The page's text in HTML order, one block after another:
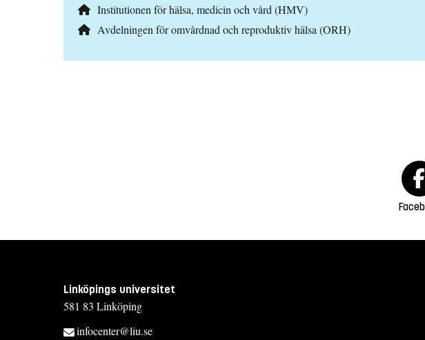
Institutionen för hälsa, medicin och vård (HMV)
Avdelningen för omvårdnad och reproduktiv hälsa (ORH)
Linköpings universitet
581 83 Linköping
infocenter@liu.se